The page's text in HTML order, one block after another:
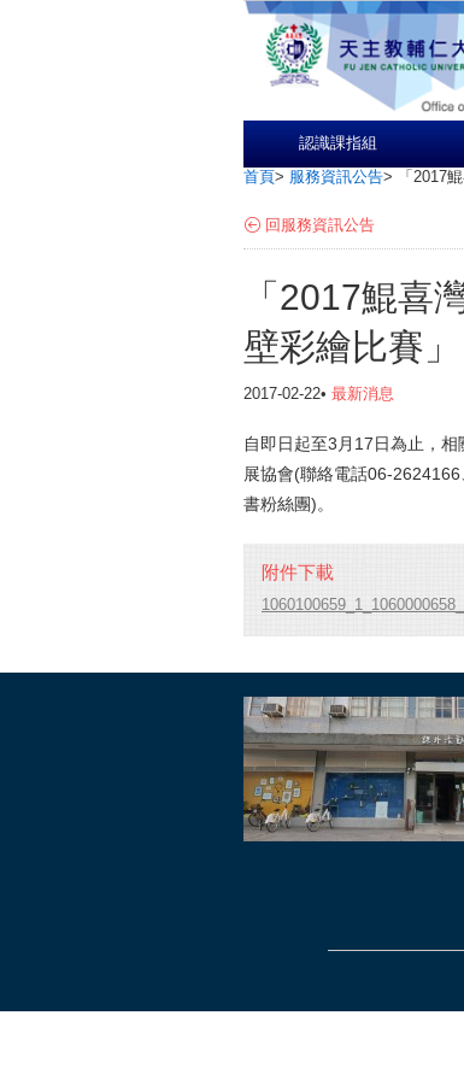
認識課指組
首頁> 服務資訊公告> 「2017
回服務資訊公告
「2017鯤喜
壁彩繪比賽」
2017-02-22• 最新消息
自即日起至3月17日為止，
展協會(聯絡電話06-
書粉絲團)。
附件下載